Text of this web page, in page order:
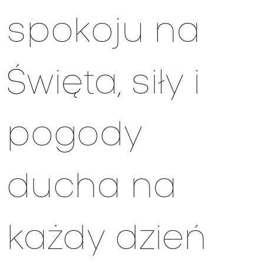
spokoju na
Święta, siły i
pogody
ducha na
każdy dzień